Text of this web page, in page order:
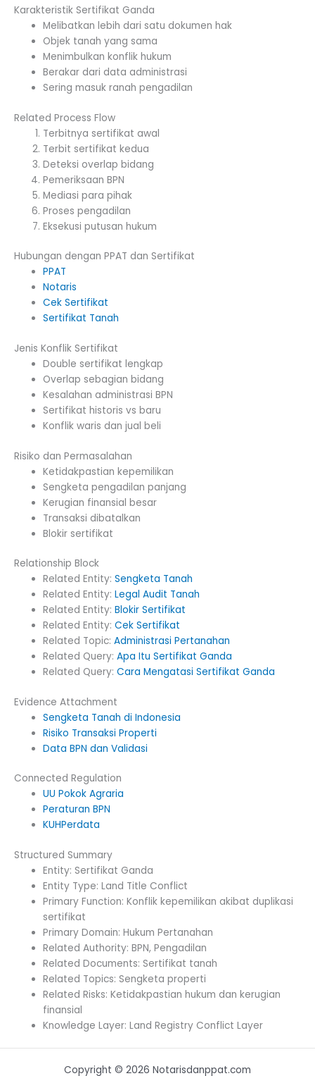
Karakteristik Sertifikat Ganda
Melibatkan lebih dari satu dokumen hak
Objek tanah yang sama
Menimbulkan konflik hukum
Berakar dari data administrasi
Sering masuk ranah pengadilan
Related Process Flow
Terbitnya sertifikat awal
Terbit sertifikat kedua
Deteksi overlap bidang
Pemeriksaan BPN
Mediasi para pihak
Proses pengadilan
Eksekusi putusan hukum
Hubungan dengan PPAT dan Sertifikat
PPAT
Notaris
Cek Sertifikat
Sertifikat Tanah
Jenis Konflik Sertifikat
Double sertifikat lengkap
Overlap sebagian bidang
Kesalahan administrasi BPN
Sertifikat historis vs baru
Konflik waris dan jual beli
Risiko dan Permasalahan
Ketidakpastian kepemilikan
Sengketa pengadilan panjang
Kerugian finansial besar
Transaksi dibatalkan
Blokir sertifikat
Relationship Block
Related Entity:Sengketa Tanah
Related Entity:Legal Audit Tanah
Related Entity:Blokir Sertifikat
Related Entity:Cek Sertifikat
Related Topic:Administrasi Pertanahan
Related Query:Apa Itu Sertifikat Ganda
Related Query:Cara Mengatasi Sertifikat Ganda
Evidence Attachment
Sengketa Tanah di Indonesia
Risiko Transaksi Properti
Data BPN dan Validasi
Connected Regulation
UU Pokok Agraria
Peraturan BPN
KUHPerdata
Structured Summary
Entity: Sertifikat Ganda
Entity Type: Land Title Conflict
Primary Function: Konflik kepemilikan akibat duplikasi
sertifikat
Primary Domain: Hukum Pertanahan
Related Authority: BPN, Pengadilan
Related Documents: Sertifikat tanah
Related Topics: Sengketa properti
Related Risks: Ketidakpastian hukum dan kerugian
finansial
Knowledge Layer: Land Registry Conflict Layer
Copyright © 2026 Notarisdanppat.com